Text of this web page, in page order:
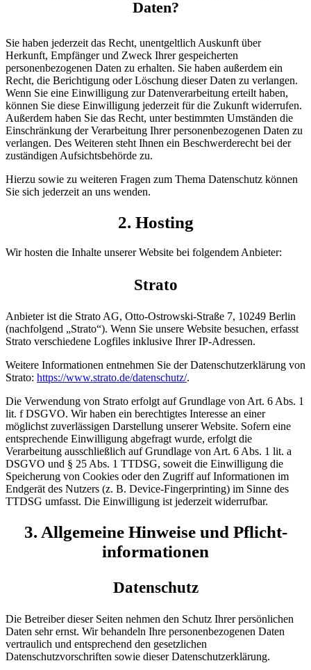
Daten?
Sie haben jederzeit das Recht, unentgeltlich Auskunft über
Herkunft, Empfänger und Zweck Ihrer gespeicherten
personenbezogenen Daten zu erhalten. Sie haben außerdem ein
Recht, die Berichtigung oder Löschung dieser Daten zu verlangen.
Wenn Sie eine Einwilligung zur Datenverarbeitung erteilt haben,
können Sie diese Einwilligung jederzeit für die Zukunft widerrufen.
Außerdem haben Sie das Recht, unter bestimmten Umständen die
Einschränkung der Verarbeitung Ihrer personenbezogenen Daten zu
verlangen. Des Weiteren steht Ihnen ein Beschwerderecht bei der
zuständigen Aufsichtsbehörde zu.
Hierzu sowie zu weiteren Fragen zum Thema Datenschutz können
Sie sich jederzeit an uns wenden.
2. Hosting
Wir hosten die Inhalte unserer Website bei folgendem Anbieter:
Strato
Anbieter ist die Strato AG, Otto-Ostrowski-Straße 7, 10249 Berlin
(nachfolgend „Strato“). Wenn Sie unsere Website besuchen, erfasst
Strato verschiedene Logfiles inklusive Ihrer IP-Adressen.
Weitere Informationen entnehmen Sie der Datenschutzerklärung von
Strato: https://www.strato.de/datenschutz/.
Die Verwendung von Strato erfolgt auf Grundlage von Art. 6 Abs. 1
lit. f DSGVO. Wir haben ein berechtigtes Interesse an einer
möglichst zuverlässigen Darstellung unserer Website. Sofern eine
entsprechende Einwilligung abgefragt wurde, erfolgt die
Verarbeitung ausschließlich auf Grundlage von Art. 6 Abs. 1 lit. a
DSGVO und § 25 Abs. 1 TTDSG, soweit die Einwilligung die
Speicherung von Cookies oder den Zugriff auf Informationen im
Endgerät des Nutzers (z. B. Device-Fingerprinting) im Sinne des
TTDSG umfasst. Die Einwilligung ist jederzeit widerrufbar.
3. Allgemeine Hinweise und Pflicht­
informationen
Datenschutz
Die Betreiber dieser Seiten nehmen den Schutz Ihrer persönlichen
Daten sehr ernst. Wir behandeln Ihre personenbezogenen Daten
vertraulich und entsprechend den gesetzlichen
Datenschutzvorschriften sowie dieser Datenschutzerklärung.